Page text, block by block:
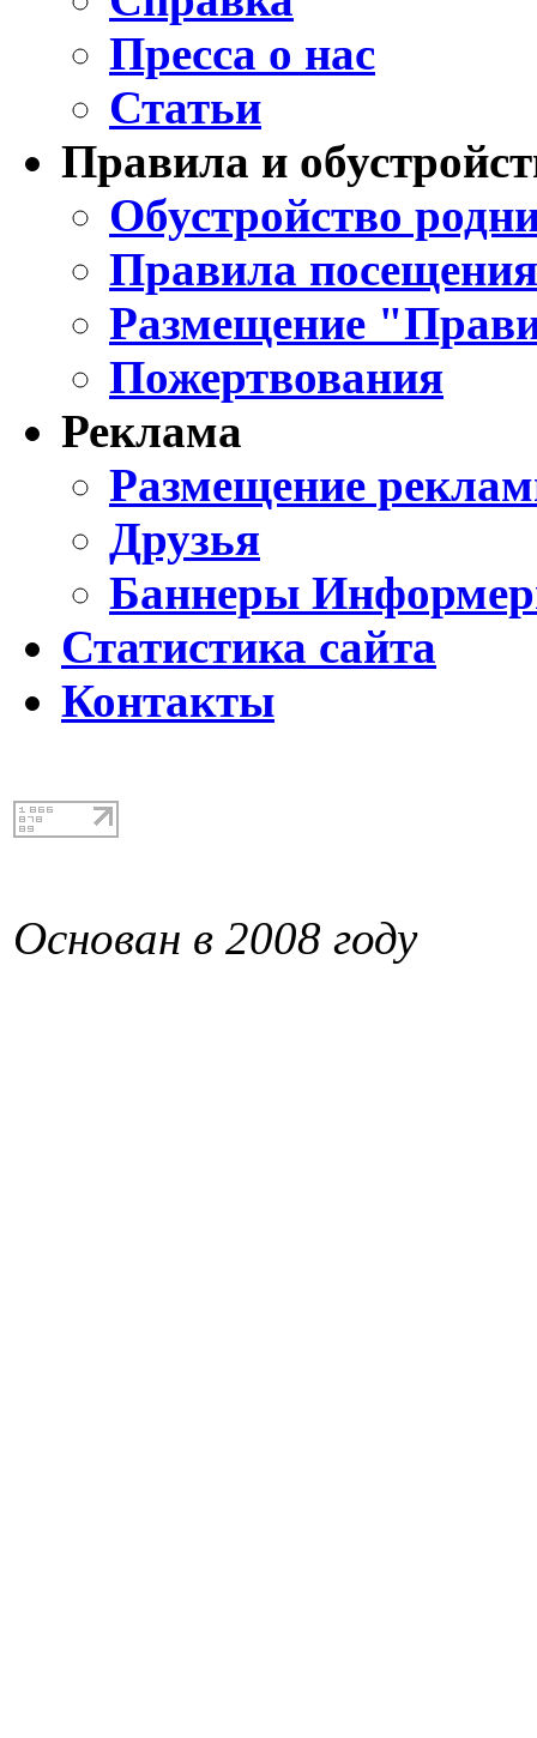
Пресса о нас
Статьи
Правила и
Обустройство
Правила
Размещение
Пожертвования
Реклама
Размещение
Друзья
Баннеры
Статистика сайта
Контакты
Основан в 2008 году